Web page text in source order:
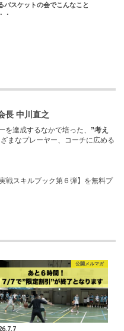
バスケットの会でこんなこと
・
長 中川直之
を達成するなかで培った、 ”考え
まなプレーヤー、コーチに広める
戦スキルブック第６弾】を無料プ
公開メルマガ